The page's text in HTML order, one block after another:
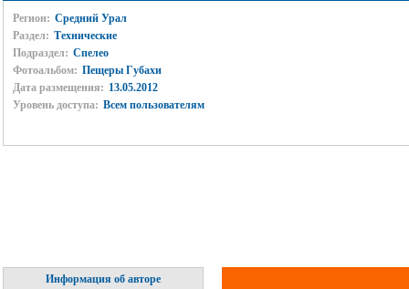
Регион: Средний Урал
Раздел: Технические
Подраздел: Спелео
Фотоальбом: Пещеры Губахи
Дата размещения: 13.05.2012
Уровень доступа: Всем пользователям
Информация об авторе